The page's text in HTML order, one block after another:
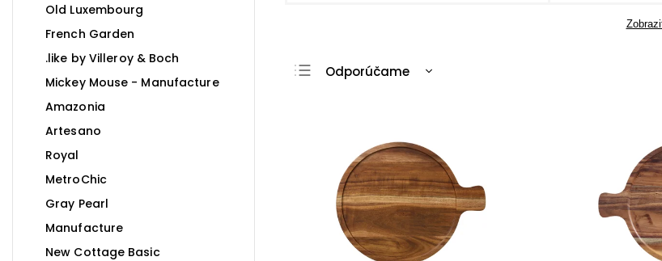
Old Luxembourg
French Garden
.like by Villeroy & Boch
Mickey Mouse - Manufacture
Amazonia
Artesano
Royal
MetroChic
Gray Pearl
Manufacture
New Cottage Basic
Odporúčame
Najpredávanejšie
Abecedne